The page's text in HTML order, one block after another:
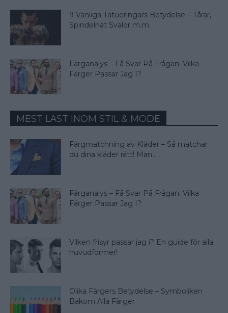
9 Vanliga Tatueringars Betydelse – Tårar,
Spindelnät Svalor m.m.
Färganalys – Få Svar På Frågan: Vilka
Färger Passar Jag I?
MEST LÄST INOM STIL & MODE
Färgmatchning av Kläder – Så matchar
du dina kläder rätt! Man...
Färganalys – Få Svar På Frågan: Vilka
Färger Passar Jag I?
Vilken frisyr passar jag i? En guide för alla
huvudformer!
Olika Färgers Betydelse – Symboliken
Bakom Alla Färger